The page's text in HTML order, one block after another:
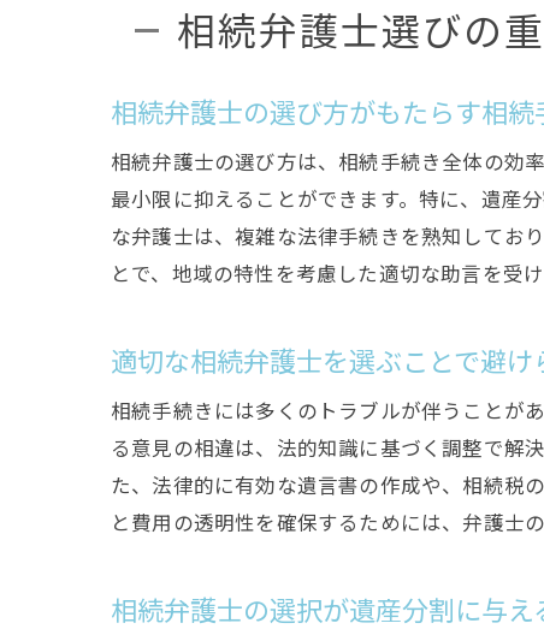
相続弁護士選びの
相続弁護士の選び方がもたらす相
相続弁護士の選び方は、相続手続き全体の効
最小限に抑えることができます。特に、遺産
な弁護士は、複雑な法律手続きを熟知してお
とで、地域の特性を考慮した適切な助言を受け
適切な相続弁護士を選ぶことで避
相続手続きには多くのトラブルが伴うことが
る意見の相違は、法的知識に基づく調整で解
た、法律的に有効な遺言書の作成や、相続税
と費用の透明性を確保するためには、弁護士
相続弁護士の選択が遺産分割に与え